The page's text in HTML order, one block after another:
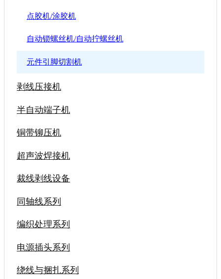
点胶机/涂胶机
自动锁螺丝机/自动拧螺丝机
元件引脚切割机
剥线压接机
半自动端子机
铜带铆压机
超声波焊接机
裁线剥线设备
同轴线系列
编织处理系列
电源插头系列
绕线与捆扎系列